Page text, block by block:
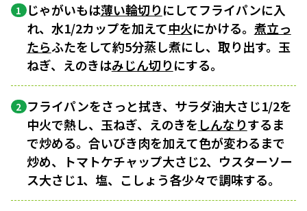
1 じゃがいもは薄い輪切りにしてフライパンに入
れ、水1/2カップを加えて中火にかける。 煮立っ
たらふたをして約5分蒸し煮にし、取り出す。玉
ねぎ、えのきはみじん切りにする。
2 フライパンをさっと拭き、サラダ油大さじ1/2を
中火で熱し、玉ねぎ、えのきを しんなりするま
で炒める。合いびき肉を加えて色が変わるまで
炒め、トマトケチャップ大さじ2、ウスターソー
ス大さじ1、塩、こしょう各少々で調味する。